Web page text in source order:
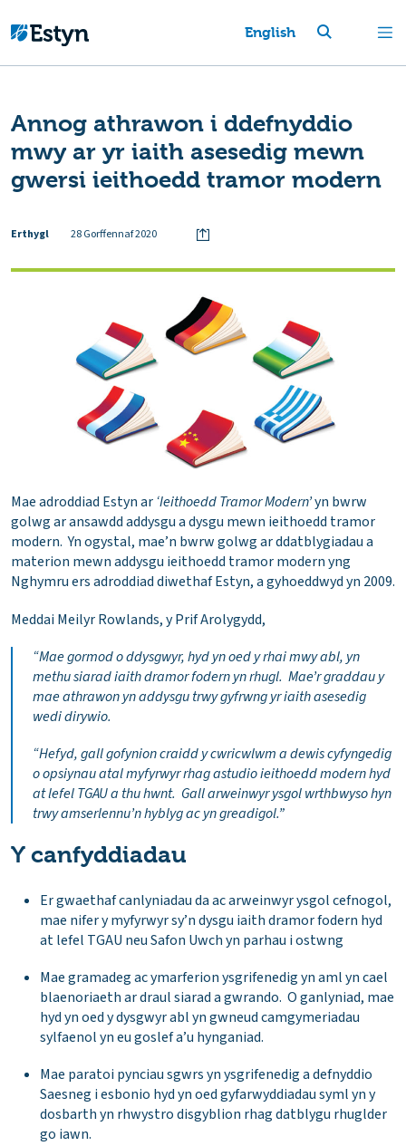
English
Annog athrawon i ddefnyddio
mwy ar yr iaith asesedig mewn
gwersi ieithoedd tramor modern
Erthygl 28 Gorffennaf 2020
Mae adroddiad Estyn ar ‘Ieithoedd Tramor Modern’yn bwrw
golwg ar ansawdd addysgu a dysgu mewn ieithoedd tramor
modern. Yn ogystal, mae’n bwrw golwg ar ddatblygiadau a
materion mewn addysgu ieithoedd tramor modern yng
Nghymru ers adroddiad diwethaf Estyn, a gyhoeddwyd yn 2009.
Meddai Meilyr Rowlands, y Prif Arolygydd,
“Mae gormod o ddysgwyr, hyd yn oed y rhai mwy abl, yn
methu siarad iaith dramor fodern yn rhugl. Mae’r graddau y
mae athrawon yn addysgu trwy gyfrwng yr iaith asesedig
wedi dirywio.
“Hefyd, gall gofynion craidd y cwricwlwm a dewis cyfyngedig
o opsiynau atal myfyrwyr rhag astudio ieithoedd modern hyd
at lefel TGAU a thu hwnt. Gall arweinwyr ysgol wrthbwyso hyn
trwy amserlennu’n hyblyg ac yn greadigol.”
Y canfyddiadau
Er gwaethaf canlyniadau da ac arweinwyr ysgol cefnogol,
mae nifer y myfyrwyr sy’n dysgu iaith dramor fodern hyd
at lefel TGAU neu Safon Uwch yn parhau i ostwng
Mae gramadeg ac ymarferion ysgrifenedig yn aml yn cael
blaenoriaeth ar draul siarad a gwrando. O ganlyniad, mae
hyd yn oed y dysgwyr abl yn gwneud camgymeriadau
sylfaenol yn eu goslef a’u hynganiad.
Mae paratoi pynciau sgwrs yn ysgrifenedig a defnyddio
Saesneg i esbonio hyd yn oed gyfarwyddiadau syml yn y
dosbarth yn rhwystro disgyblion rhag datblygu rhuglder
go iawn.